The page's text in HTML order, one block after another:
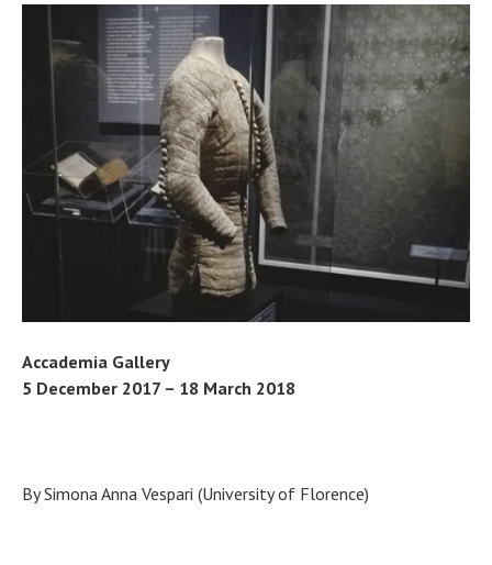
Accademia Gallery
5 December 2017 – 18 March 2018
By Simona Anna Vespari (University of Florence)